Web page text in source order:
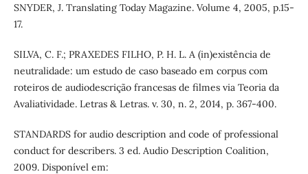
SNYDER, J. Translating Today Magazine. Volume 4, 2005, p.15-
17.
SILVA, C. F.; PRAXEDES FILHO, P. H. L. A (in)existência de
neutralidade: um estudo de caso baseado em corpus com
roteiros de audiodescrição francesas de filmes via Teoria da
Avaliatividade. Letras & Letras. v. 30, n. 2, 2014, p. 367-400.
STANDARDS for audio description and code of professional
conduct for describers. 3 ed. Audio Description Coalition,
2009. Disponível em: